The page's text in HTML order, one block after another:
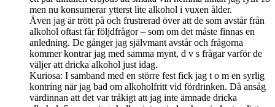
men nu konsumerar ytterst lite alkohol i vuxen ålder.
Även jag är trött på och frustrerad över att de som avstår från
alkohol oftast får följdfrågor – som om det måste finnas en
anledning. De gånger jag självmant avstår och frågorna
kommer kontrar jag med samma mynt, d v s frågar varför de
väljer att dricka alkohol just idag.
Kuriosa: I samband med en större fest fick jag t o m en syrlig
kontring när jag bad om alkoholfritt vid fördrinken. Då ansåg
värdinnan att det var tråkigt att jag inte ämnade dricka